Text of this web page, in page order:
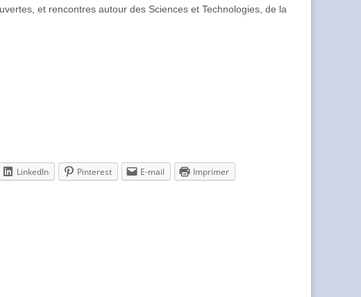
et rencontres autour des Sciences et Technologies, de la
LinkedIn Pinterest E-mail Imprimer